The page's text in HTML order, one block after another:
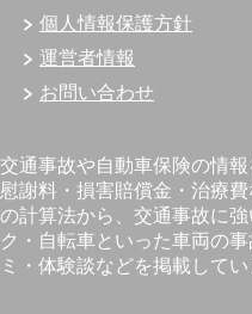
個人情報保護方針
運営者情報
お問い合わせ
交通事故や自動車保険の情
慰謝料・損害賠償金・治療
の計算法から、交通事故に
ク・自転車といった車両の
ミ・体験談などを掲載してい